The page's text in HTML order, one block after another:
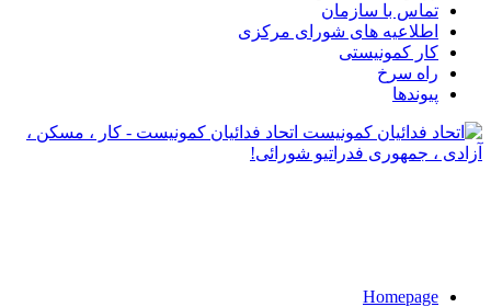
تماس با سازمان
اطلاعیه های شورای مرکزی
کار کمونیستی
راه سرخ
پیوندها
اتحاد فدائیان کمونیست - کار ، مسکن ،
آزادی ، جمهوری فدراتیو شورائی!
Homepage